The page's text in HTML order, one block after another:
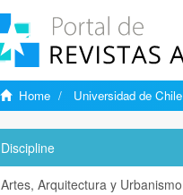
Home Universidad de Chile
Discipline
Artes, Arquitectura y Urbanismo